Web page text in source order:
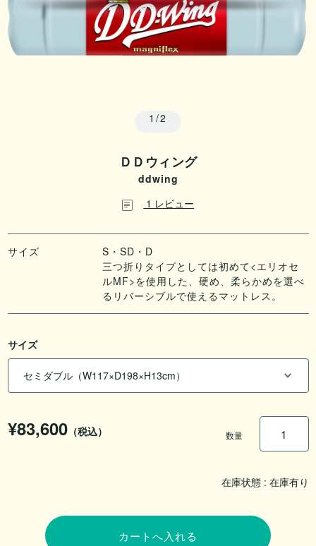
1/2
ＤＤウィング
ddwing
1 レビュー
サイズ
S・SD・D
三つ折りタイプとしては初めて<エリオセ
ルMF>を使用した、硬め、柔らかめを選べ
るリバーシブルで使えるマットレス。
サイズ
在庫状態 : 在庫有り
¥83,600（税込） 数量